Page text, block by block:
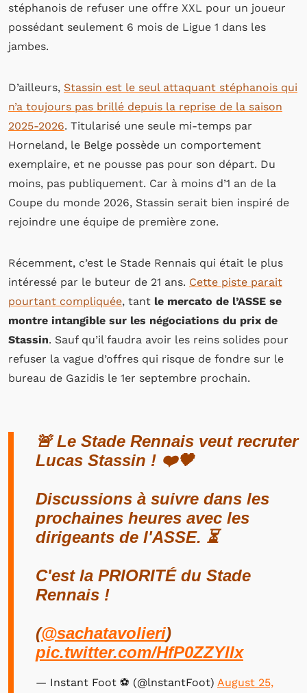
stéphanois de refuser une offre XXL pour un joueur
possédant seulement 6 mois de Ligue 1 dans les
jambes.
D’ailleurs, Stassin est le seul attaquant stéphanois qui
n’a toujours pas brillé depuis la reprise de la saison
2025-2026. Titularisé une seule mi-temps par
Horneland, le Belge possède un comportement
exemplaire, et ne pousse pas pour son départ. Du
moins, pas publiquement. Car à moins d’1 an de la
Coupe du monde 2026, Stassin serait bien inspiré de
rejoindre une équipe de première zone.
Récemment, c’est le Stade Rennais qui était le plus
intéressé par le buteur de 21 ans. Cette piste parait
pourtant compliquée, tant le mercato de l’ASSE se
montre intangible sur les négociations du prix de
Stassin. Sauf qu’il faudra avoir les reins solides pour
refuser la vague d’offres qui risque de fondre sur le
bureau de Gazidis le 1er septembre prochain.
🚨 Le Stade Rennais veut recruter
Lucas Stassin ! ❤️🖤
Discussions à suivre dans les
prochaines heures avec les
dirigeants de l'ASSE. ⏳
C'est la PRIORITÉ du Stade
Rennais !
(@sachatavolieri)
pic.twitter.com/HfP0ZZYllx
— Instant Foot ⚽️ (@lnstantFoot) August 25,